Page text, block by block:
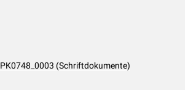
PK0748_0003 (Schriftdokumente)